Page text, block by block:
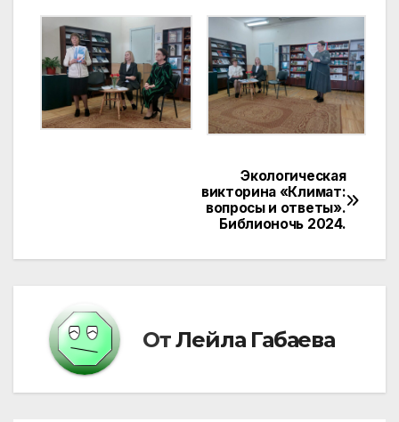
записям
Экологическая
викторина «Климат:
вопросы и ответы».
Библионочь 2024.
ОтЛейла Габаева